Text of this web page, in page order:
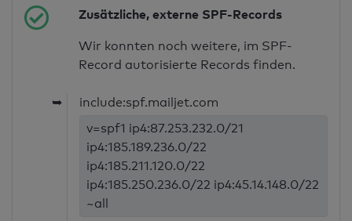
Zusätzliche, externe SPF-Records
Wir konnten noch weitere, im SPF-
Record autorisierte Records finden.
➥
include:spf.mailjet.com
v=spf1 ip4:87.253.232.0/21
ip4:185.189.236.0/22
ip4:185.211.120.0/22
ip4:185.250.236.0/22 ip4:45.14.148.0/22
~all